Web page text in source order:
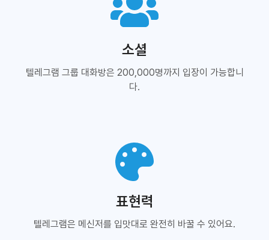
소셜
텔레그램 그룹 대화방은 200,000명까지 입장이 가능합니
다.
표현력
텔레그램은 메신저를 입맛대로 완전히 바꿀 수 있어요.